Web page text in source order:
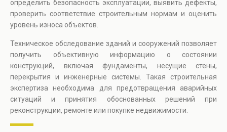
определить безопасность эксплуатации, выявить дефекты,
проверить соответствие строительным нормам и оценить
уровень износа объектов.
Техническое обследование зданий и сооружений позволяет
получить объективную информацию о состоянии
конструкций, включая фундаменты, несущие стены,
перекрытия и инженерные системы. Такая строительная
экспертиза необходима для предотвращения аварийных
ситуаций и принятия обоснованных решений при
реконструкции, ремонте или покупке недвижимости.